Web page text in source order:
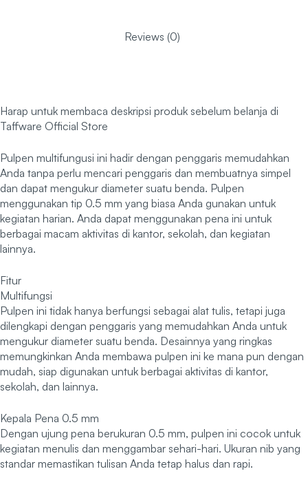
Reviews (0)
Harap untuk membaca deskripsi produk sebelum belanja di
Taffware Official Store
Pulpen multifungusi ini hadir dengan penggaris memudahkan
Anda tanpa perlu mencari penggaris dan membuatnya simpel
dan dapat mengukur diameter suatu benda. Pulpen
menggunakan tip 0.5 mm yang biasa Anda gunakan untuk
kegiatan harian. Anda dapat menggunakan pena ini untuk
berbagai macam aktivitas di kantor, sekolah, dan kegiatan
lainnya.
Fitur
Multifungsi
Pulpen ini tidak hanya berfungsi sebagai alat tulis, tetapi juga
dilengkapi dengan penggaris yang memudahkan Anda untuk
mengukur diameter suatu benda. Desainnya yang ringkas
memungkinkan Anda membawa pulpen ini ke mana pun dengan
mudah, siap digunakan untuk berbagai aktivitas di kantor,
sekolah, dan lainnya.
Kepala Pena 0.5 mm
Dengan ujung pena berukuran 0.5 mm, pulpen ini cocok untuk
kegiatan menulis dan menggambar sehari-hari. Ukuran nib yang
standar memastikan tulisan Anda tetap halus dan rapi.